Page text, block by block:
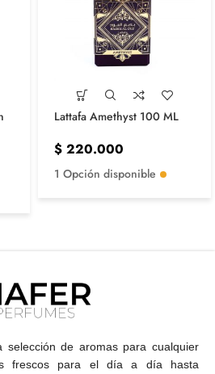
Lattafa Amethyst 100 ML
$ 220.000
1 Opción disponible
selección de aromas para cualquier
frescos para el día a día hasta